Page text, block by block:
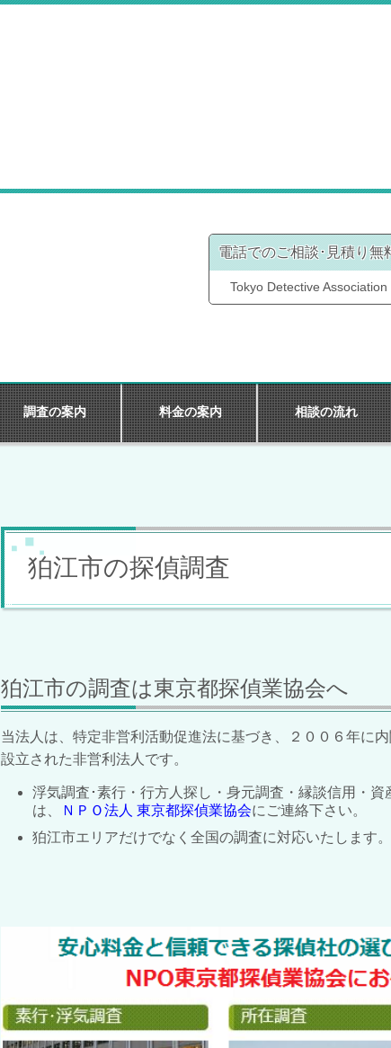
電話でのご相談･見積り無
Tokyo Detective Association
調査の案内 料金の案内 相談の流れ
狛江市の探偵調査
狛江市の調査は東京都探偵業協会へ
当法人は、特定非営利活動促進法に基づき、２００６年に
設立された非営利法人です。
浮気調査･素行・行方人探し・身元調査・縁談信用・
は、
ＮＰＯ法人 東京都探偵業協会にご連絡下さい。
狛江市エリアだけでなく全国の調査に対応いたします